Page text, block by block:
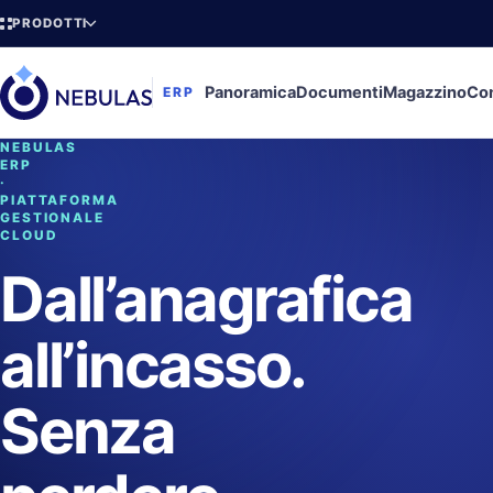
PRODOTTI
ERP PanoramicaDocumentiMagazzino
NEBULAS
ERP
·
PIATTAFORMA
GESTIONALE
CLOUD
Dall’anagrafica
all’incasso.
Senza